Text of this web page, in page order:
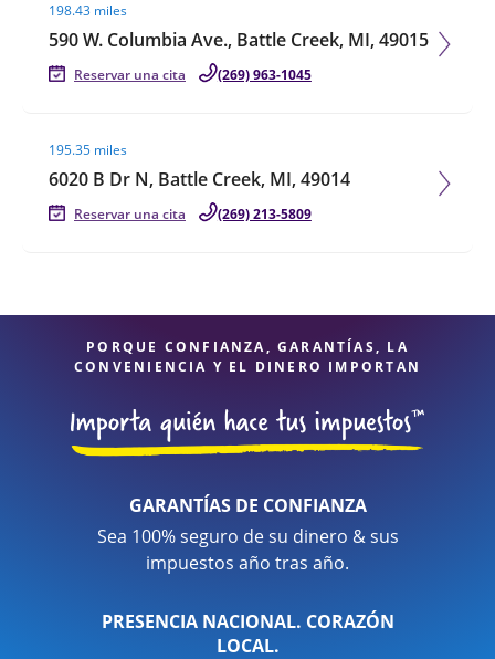
198.43 miles
590 W. Columbia Ave., Battle Creek, MI, 49015
Reservar una cita (269) 963-1045
195.35 miles
6020 B Dr N, Battle Creek, MI, 49014
Reservar una cita (269) 213-5809
PORQUE CONFIANZA, GARANTÍAS, LA
CONVENIENCIA Y EL DINERO IMPORTAN
GARANTÍAS DE CONFIANZA
Sea 100% seguro de su dinero & sus
impuestos año tras año.
PRESENCIA NACIONAL. CORAZÓN
LOCAL.